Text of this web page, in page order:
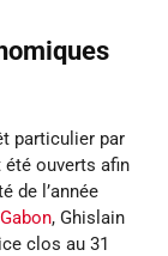
particulier par
été ouverts afin
de l’année
, Ghislain
clos au 31